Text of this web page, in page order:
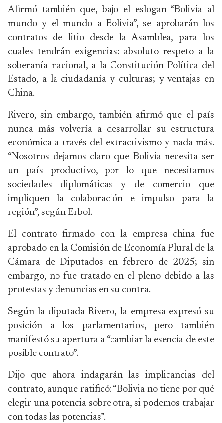
Afirmó también que, bajo el eslogan “Bolivia al
mundo y el mundo a Bolivia”, se aprobarán los
contratos de litio desde la Asamblea, para los
cuales tendrán exigencias: absoluto respeto a la
soberanía nacional, a la Constitución Política del
Estado, a la ciudadanía y culturas; y ventajas en
China.
Rivero, sin embargo, también afirmó que el país
nunca más volvería a desarrollar su estructura
económica a través del extractivismo y nada más.
“Nosotros dejamos claro que Bolivia necesita ser
un país productivo, por lo que necesitamos
sociedades diplomáticas y de comercio que
impliquen la colaboración e impulso para la
región”, según Erbol.
El contrato firmado con la empresa china fue
aprobado en la Comisión de Economía Plural de la
Cámara de Diputados en febrero de 2025; sin
embargo, no fue tratado en el pleno debido a las
protestas y denuncias en su contra.
Según la diputada Rivero, la empresa expresó su
posición a los parlamentarios, pero también
manifestó su apertura a “cambiar la esencia de este
posible contrato”.
Dijo que ahora indagarán las implicancias del
contrato, aunque ratificó: “Bolivia no tiene por qué
elegir una potencia sobre otra, si podemos trabajar
con todas las potencias”.